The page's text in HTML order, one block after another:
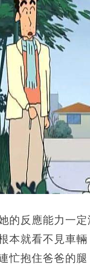
的反應能力一
本就看不見車
忙抱住爸爸的